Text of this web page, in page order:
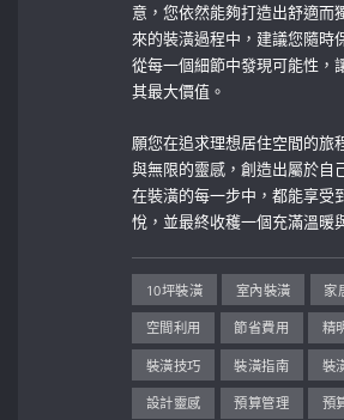
意，您依然能夠打造出舒適而
來的裝潢過程中，建議您隨時
從每一個細節中發現可能性，
其最大價值。
願您在追求理想居住空間的旅
與無限的靈感，創造出屬於自
在裝潢的每一步中，都能享受
悅，並最終收穫一個充滿溫暖
10坪裝潢 室內裝潢 家
空間利用 節省費用 精
裝潢技巧 裝潢指南 裝
設計靈感 預算管理 預